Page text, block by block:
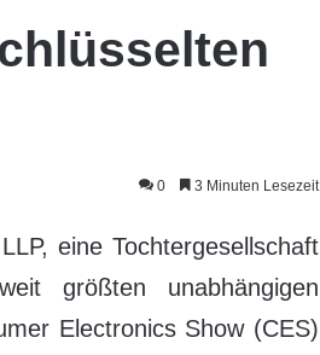
0 3 Minuten Lesezeit
eine Tochtergesellschaft
größten unabhängigen
Electronics Show (CES)